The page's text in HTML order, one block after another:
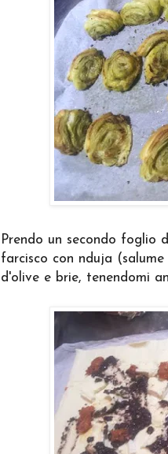
Prendo un secondo foglio
farcisco con nduja
d'olive e brie, tenendomi